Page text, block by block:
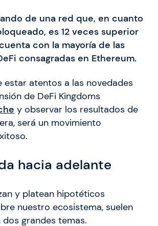
de una red que, en cuanto
es 12 veces superior
con la mayoría de las
consagradas en Ethereum.
estar atentos a las novedades
de DeFi Kingdoms
y observar los resultados de
será un movimiento
hacia adelante
y platean hipotéticos
nuestro ecosistema, suelen
grandes temas.